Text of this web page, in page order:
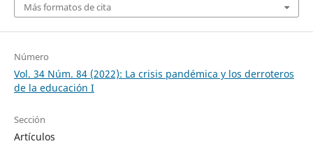
Más formatos de cita
Número
Vol. 34 Núm. 84 (2022): La crisis pandémica y los derroteros
de la educación I
Sección
Artículos